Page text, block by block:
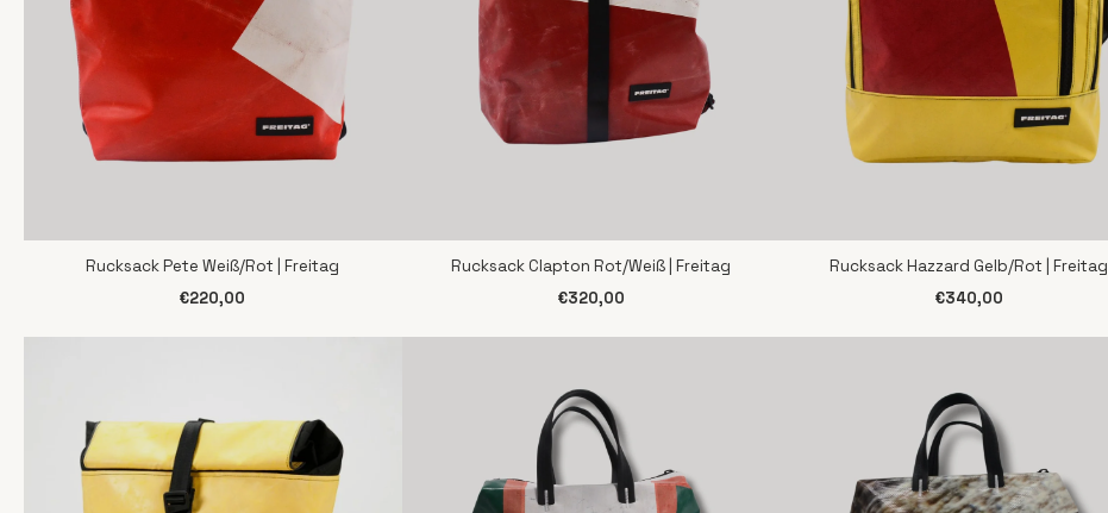
SCHNELLANSICHT
Rucksack Pete Weiß/Rot | Freitag
€220,00
SCHNELLANSICHT
Rucksack Clapton Rot/Weiß | Freitag
€320,00
SCHNELLANSICHT
Rucksack Hazzard Gelb/Rot | Freitag
€340,00